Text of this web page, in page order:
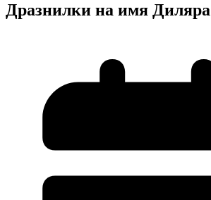
Дразнилки на имя Диляра